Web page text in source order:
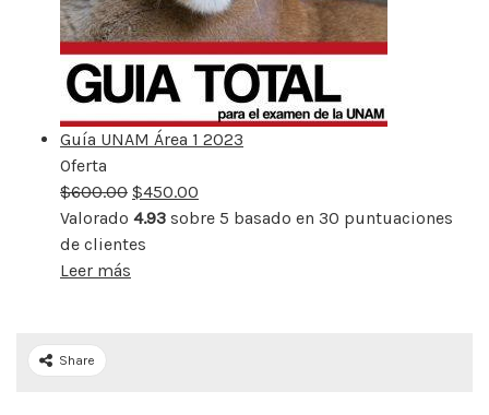
Guía UNAM Área 1 2023
Oferta
rebajado
$600.00 $450.00
Valorado 4.93 sobre 5 basado en 30 puntuaciones
de clientes
Leer más
Share